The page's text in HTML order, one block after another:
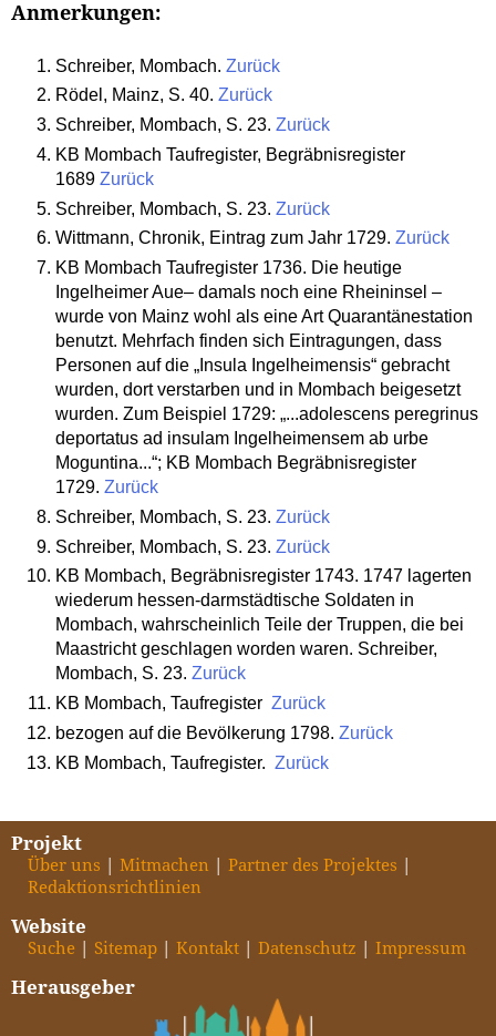
Anmerkungen:
Schreiber, Mombach. Zurück
Rödel , Mainz, S. 40. Zurück
Schreiber, Mombach, S. 23. Zurück
KB Mombach Taufregister, Begräbnisregister
1689 Zurück
Schreiber, Mombach, S. 23. Zurück
Wittmann, Chronik, Eintrag zum Jahr 1729. Zurück
KB Mombach Taufregister 1736. Die heutige
Ingelheimer Aue– damals noch eine Rheininsel –
wurde von Mainz wohl als eine Art Quarantänestation
benutzt. Mehrfach finden sich Eintragungen, dass
Personen auf die „Insula Ingelheimensis“ gebracht
wurden, dort verstarben und in Mombach beigesetzt
wurden. Zum Beispiel 1729: „...adolescens peregrinus
deportatus ad insulam Ingelheimensem ab urbe
Moguntina...“; KB Mombach Begräbnisregister
1729. Zurück
Schreiber, Mombach, S. 23. Zurück
Schreiber, Mombach, S. 23. Zurück
KB Mombach, Begräbnisregister 1743. 1747 lagerten
wiederum hessen-darmstädtische Soldaten in
Mombach, wahrscheinlich Teile der Truppen, die bei
Maastricht geschlagen worden waren. Schreiber,
Mombach, S. 23. Zurück
KB Mombach, Taufregister Zurück
bezogen auf die Bevölkerung 1798. Zurück
KB Mombach, Taufregister. Zurück
Projekt
Über uns Mitmachen
Partner des Projektes
Redaktionsrichtlinien
Website
Suche Sitemap Kontakt Datenschutz Impressum
Herausgeber